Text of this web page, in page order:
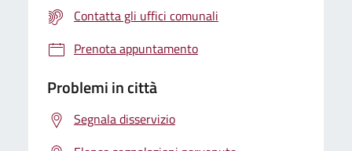
Contatta gli uffici comunali
Prenota appuntamento
Problemi in città
Segnala disservizio